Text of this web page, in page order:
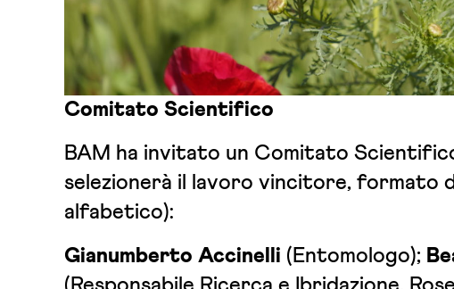
Comitato Scientifico
BAM ha invitato un Comitato
selezionerà il lavoro vincitore, formato
alfabetico):
Gianumberto Accinelli (Entomologo);